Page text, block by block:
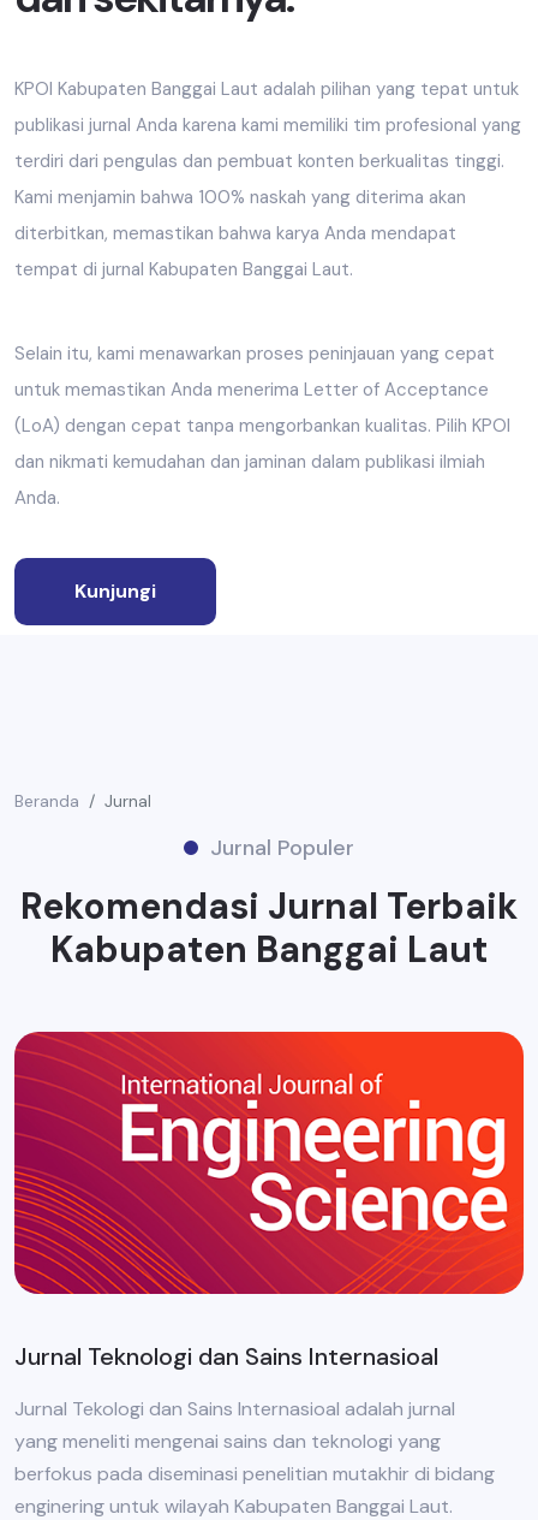
KPOI Kabupaten Banggai Laut adalah pilihan yang tepat untuk
publikasi jurnal Anda karena kami memiliki tim profesional yang
terdiri dari pengulas dan pembuat konten berkualitas tinggi.
Kami menjamin bahwa 100% naskah yang diterima akan
diterbitkan, memastikan bahwa karya Anda mendapat
tempat di jurnal Kabupaten Banggai Laut.
Selain itu, kami menawarkan proses peninjauan yang cepat
untuk memastikan Anda menerima Letter of Acceptance
(LoA) dengan cepat tanpa mengorbankan kualitas. Pilih KPOI
dan nikmati kemudahan dan jaminan dalam publikasi ilmiah
Anda.
Kunjungi
Beranda Jurnal
Jurnal Populer
Rekomendasi Jurnal Terbaik
Kabupaten Banggai Laut
Jurnal Teknologi dan Sains Internasioal
Jurnal Tekologi dan Sains Internasioal adalah jurnal
yang meneliti mengenai sains dan teknologi yang
berfokus pada diseminasi penelitian mutakhir di bidang
enginering untuk wilayah Kabupaten Banggai Laut.